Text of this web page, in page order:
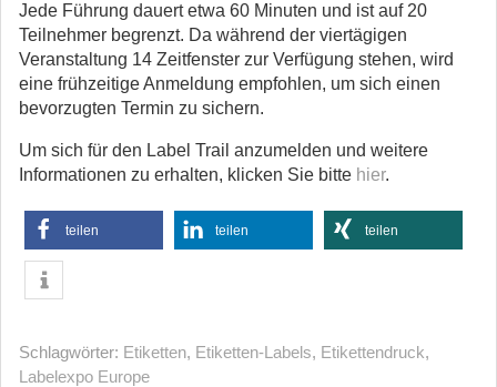
Jede Führung dauert etwa 60 Minuten und ist auf 20
Teilnehmer begrenzt. Da während der viertägigen
Veranstaltung 14 Zeitfenster zur Verfügung stehen, wird
eine frühzeitige Anmeldung empfohlen, um sich einen
bevorzugten Termin zu sichern.
Um sich für den Label Trail anzumelden und weitere
Informationen zu erhalten, klicken Sie bitte hier.
teilen teilen teilen
Schlagwörter: Etiketten, Etiketten-Labels, Etikettendruck,
Labelexpo Europe